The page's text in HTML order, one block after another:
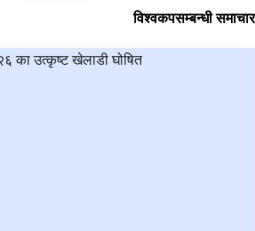
विश्वकपसम्बन्धी समाचार